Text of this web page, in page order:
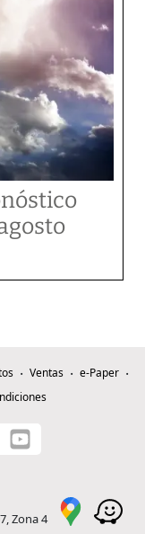
Ventas
e-Paper
Zona 4